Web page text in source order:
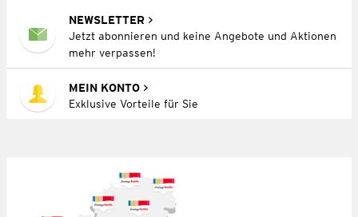
NEWSLETTER
Jetzt abonnieren und keine Angebote und Aktionen
mehr verpassen!
MEIN KONTO
Exklusive Vorteile für Sie